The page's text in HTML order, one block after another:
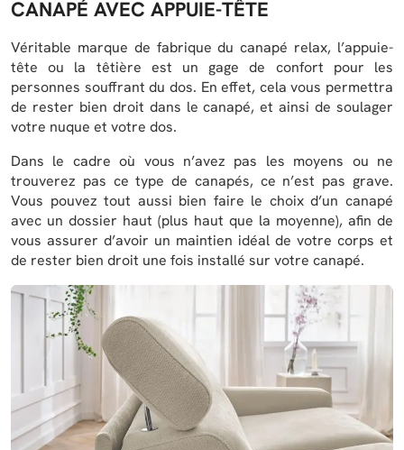
CANAPÉ AVEC APPUIE-TÊTE
Véritable marque de fabrique du canapé relax, l’appuie-
tête ou la têtière est un gage de confort pour les
personnes souffrant du dos. En effet, cela vous permettra
de rester bien droit dans le canapé, et ainsi de soulager
votre nuque et votre dos.
Dans le cadre où vous n’avez pas les moyens ou ne
trouverez pas ce type de canapés, ce n’est pas grave.
Vous pouvez tout aussi bien faire le choix d’un canapé
avec un dossier haut (plus haut que la moyenne), afin de
vous assurer d’avoir un maintien idéal de votre corps et
de rester bien droit une fois installé sur votre canapé.